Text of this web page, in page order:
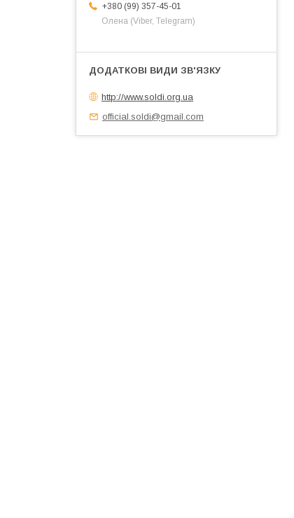
+380 (99) 357-45-01
Олена (Viber, Telegram)
http://www.soldi.org.ua
official.soldi@gmail.com